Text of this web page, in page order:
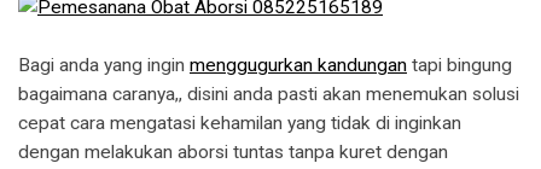
Bagi anda yang ingin menggugurkan kandungan tapi bingung
bagaimana caranya,, disini anda pasti akan menemukan solusi
cepat cara mengatasi kehamilan yang tidak di inginkan
dengan melakukan aborsi tuntas tanpa kuret dengan